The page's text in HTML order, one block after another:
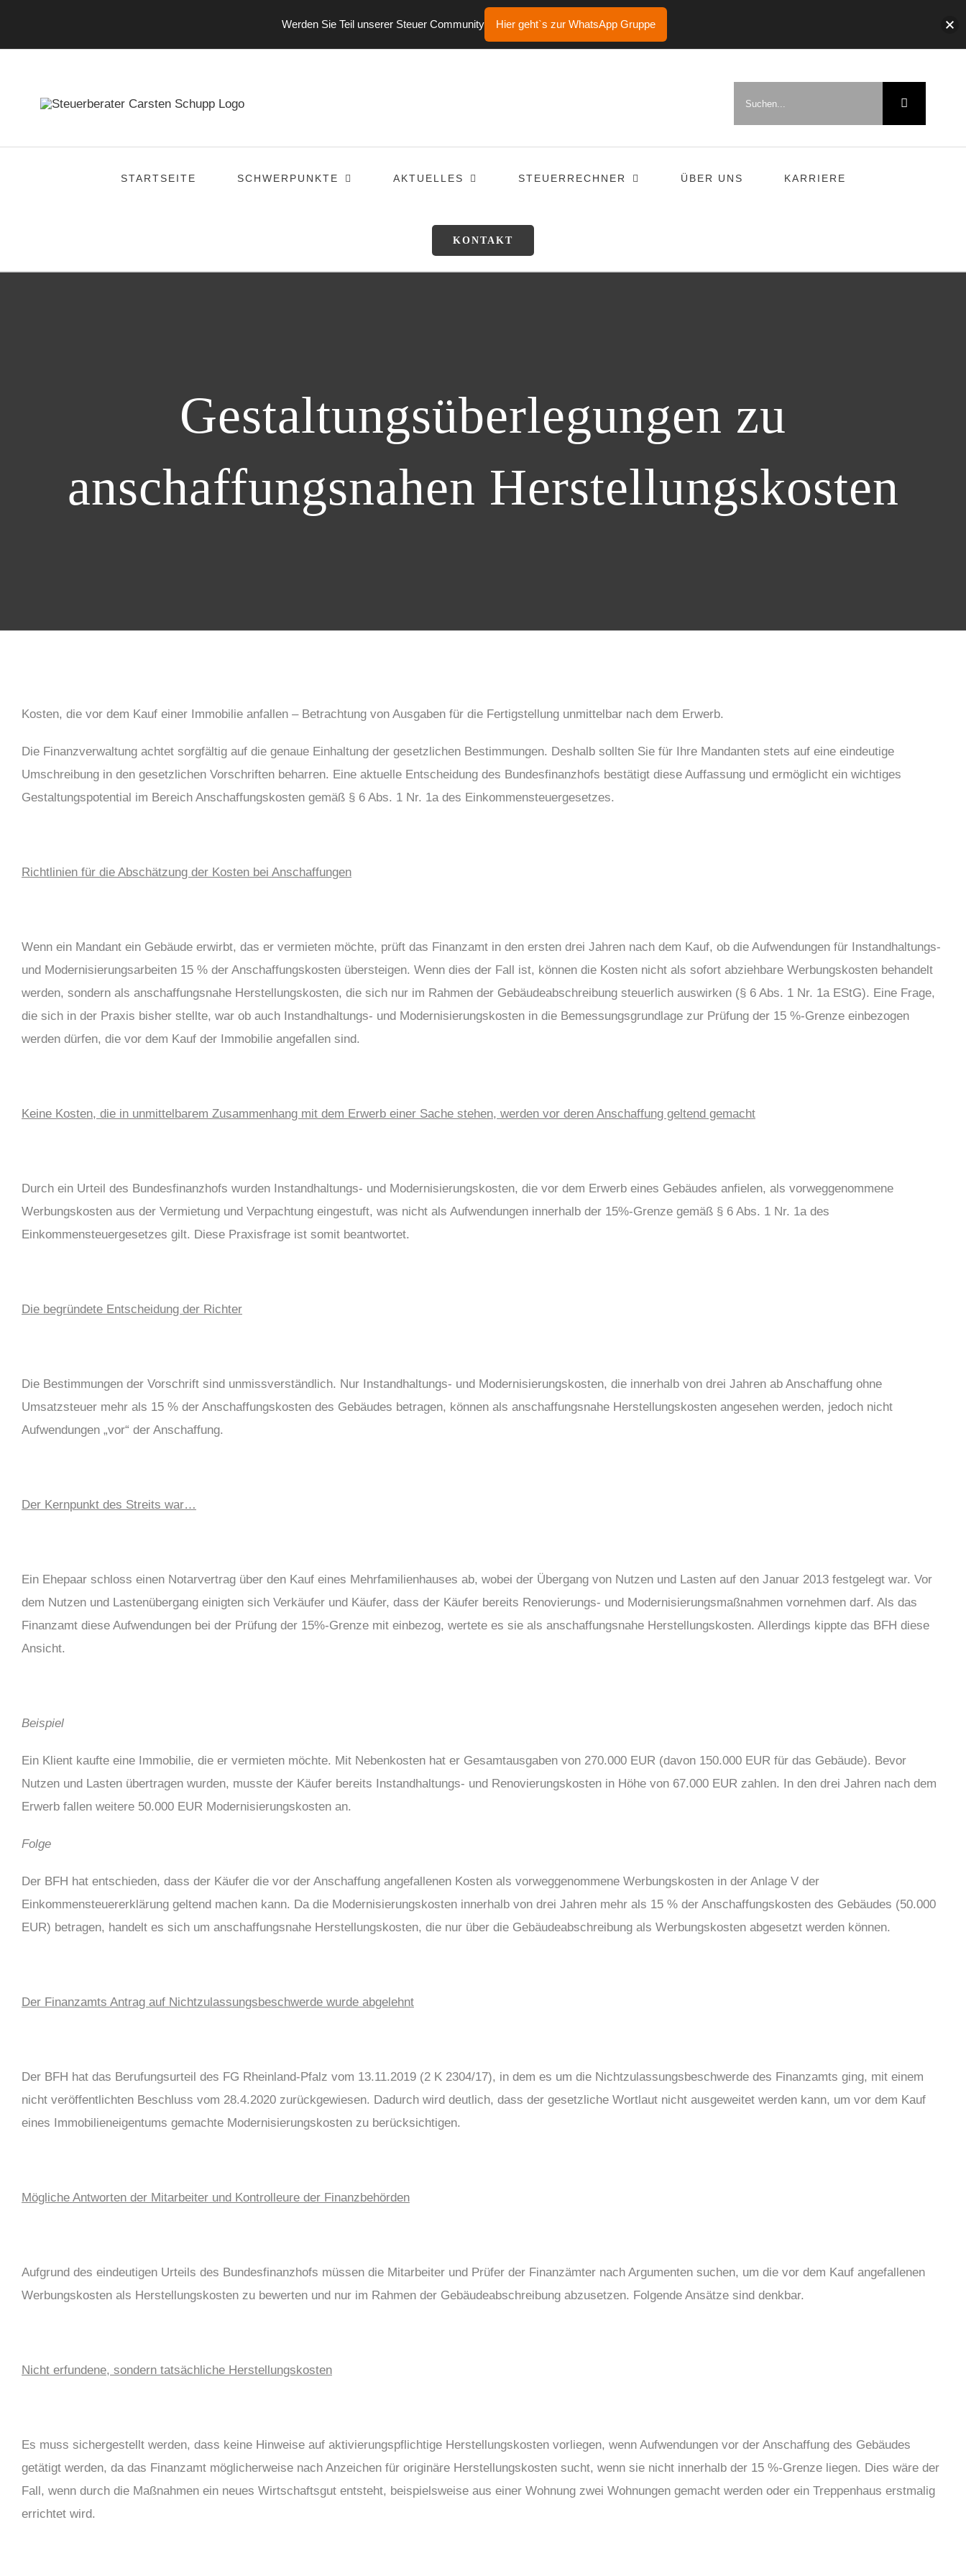
springen
STARTSEITE SCHWERPUNKTE AKTUELLES STEUERRECHNER ÜBER UNS KARRIERE
KONTAKT
Gestaltungsüberlegungen zu
anschaffungsnahen Herstellungskosten
Kosten, die vor dem Kauf einer Immobilie anfallen – Betrachtung von Ausgaben für die Fertigstellung unmittelbar nach dem Erwerb.
Die Finanzverwaltung achtet sorgfältig auf die genaue Einhaltung der gesetzlichen Bestimmungen. Deshalb sollten Sie für Ihre Mandanten stets auf eine eindeutige
Umschreibung in den gesetzlichen Vorschriften beharren. Eine aktuelle Entscheidung des Bundesfinanzhofs bestätigt diese Auffassung und ermöglicht ein wichtiges
Gestaltungspotential im Bereich Anschaffungskosten gemäß § 6 Abs. 1 Nr. 1a des Einkommensteuergesetzes.
Richtlinien für die Abschätzung der Kosten bei Anschaffungen
Wenn ein Mandant ein Gebäude erwirbt, das er vermieten möchte, prüft das Finanzamt in den ersten drei Jahren nach dem Kauf, ob die Aufwendungen für Instandhaltungs-
und Modernisierungsarbeiten 15 % der Anschaffungskosten übersteigen. Wenn dies der Fall ist, können die Kosten nicht als sofort abziehbare Werbungskosten behandelt
werden, sondern als anschaffungsnahe Herstellungskosten, die sich nur im Rahmen der Gebäudeabschreibung steuerlich auswirken (§ 6 Abs. 1 Nr. 1a EStG). Eine Frage,
die sich in der Praxis bisher stellte, war ob auch Instandhaltungs- und Modernisierungskosten in die Bemessungsgrundlage zur Prüfung der 15 %-Grenze einbezogen
werden dürfen, die vor dem Kauf der Immobilie angefallen sind.
Keine Kosten, die in unmittelbarem Zusammenhang mit dem Erwerb einer Sache stehen, werden vor deren Anschaffung geltend gemacht
Durch ein Urteil des Bundesfinanzhofs wurden Instandhaltungs- und Modernisierungskosten, die vor dem Erwerb eines Gebäudes anfielen, als vorweggenommene
Werbungskosten aus der Vermietung und Verpachtung eingestuft, was nicht als Aufwendungen innerhalb der 15%-Grenze gemäß § 6 Abs. 1 Nr. 1a des
Einkommensteuergesetzes gilt. Diese Praxisfrage ist somit beantwortet.
Die begründete Entscheidung der Richter
Die Bestimmungen der Vorschrift sind unmissverständlich. Nur Instandhaltungs- und Modernisierungskosten, die innerhalb von drei Jahren ab Anschaffung ohne
Umsatzsteuer mehr als 15 % der Anschaffungskosten des Gebäudes betragen, können als anschaffungsnahe Herstellungskosten angesehen werden, jedoch nicht
Aufwendungen „vor“ der Anschaffung.
Der Kernpunkt des Streits war…
Ein Ehepaar schloss einen Notarvertrag über den Kauf eines Mehrfamilienhauses ab, wobei der Übergang von Nutzen und Lasten auf den Januar 2013 festgelegt war. Vor
dem Nutzen und Lastenübergang einigten sich Verkäufer und Käufer, dass der Käufer bereits Renovierungs- und Modernisierungsmaßnahmen vornehmen darf. Als das
Finanzamt diese Aufwendungen bei der Prüfung der 15%-Grenze mit einbezog, wertete es sie als anschaffungsnahe Herstellungskosten. Allerdings kippte das BFH diese
Ansicht.
Beispiel
Ein Klient kaufte eine Immobilie, die er vermieten möchte. Mit Nebenkosten hat er Gesamtausgaben von 270.000 EUR (davon 150.000 EUR für das Gebäude). Bevor
Nutzen und Lasten übertragen wurden, musste der Käufer bereits Instandhaltungs- und Renovierungskosten in Höhe von 67.000 EUR zahlen. In den drei Jahren nach dem
Erwerb fallen weitere 50.000 EUR Modernisierungskosten an.
Folge
Der BFH hat entschieden, dass der Käufer die vor der Anschaffung angefallenen Kosten als vorweggenommene Werbungskosten in der Anlage V der
Einkommensteuererklärung geltend machen kann. Da die Modernisierungskosten innerhalb von drei Jahren mehr als 15 % der Anschaffungskosten des Gebäudes (50.000
EUR) betragen, handelt es sich um anschaffungsnahe Herstellungskosten, die nur über die Gebäudeabschreibung als Werbungskosten abgesetzt werden können.
Der Finanzamts Antrag auf Nichtzulassungsbeschwerde wurde abgelehnt
Der BFH hat das Berufungsurteil des FG Rheinland-Pfalz vom 13.11.2019 (2 K 2304/17), in dem es um die Nichtzulassungsbeschwerde des Finanzamts ging, mit einem
nicht veröffentlichten Beschluss vom 28.4.2020 zurückgewiesen. Dadurch wird deutlich, dass der gesetzliche Wortlaut nicht ausgeweitet werden kann, um vor dem Kauf
eines Immobilieneigentums gemachte Modernisierungskosten zu berücksichtigen.
Mögliche Antworten der Mitarbeiter und Kontrolleure der Finanzbehörden
Aufgrund des eindeutigen Urteils des Bundesfinanzhofs müssen die Mitarbeiter und Prüfer der Finanzämter nach Argumenten suchen, um die vor dem Kauf angefallenen
Werbungskosten als Herstellungskosten zu bewerten und nur im Rahmen der Gebäudeabschreibung abzusetzen. Folgende Ansätze sind denkbar.
Nicht erfundene, sondern tatsächliche Herstellungskosten
Es muss sichergestellt werden, dass keine Hinweise auf aktivierungspflichtige Herstellungskosten vorliegen, wenn Aufwendungen vor der Anschaffung des Gebäudes
getätigt werden, da das Finanzamt möglicherweise nach Anzeichen für originäre Herstellungskosten sucht, wenn sie nicht innerhalb der 15 %-Grenze liegen. Dies wäre der
Fall, wenn durch die Maßnahmen ein neues Wirtschaftsgut entsteht, beispielsweise aus einer Wohnung zwei Wohnungen gemacht werden oder ein Treppenhaus erstmalig
errichtet wird.
Werden Sie Teil unserer Steuer Community Hier geht`s zur WhatsApp Gruppe